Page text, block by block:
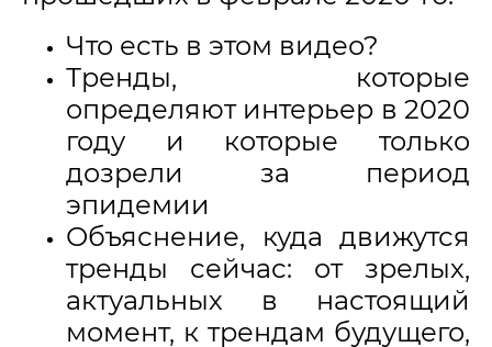
Что есть в этом видео?
Тренды, которые
определяют интерьер в 2020
году и которые только
дозрели за период
эпидемии
Объяснение, куда движутся
тренды сейчас: от зрелых,
актуальных в настоящий
момент, к трендам будущего,